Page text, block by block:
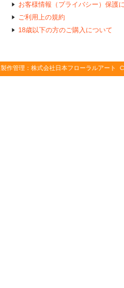
お客様情報（プライバシー）保護
ご利用上の規約
18歳以下の方のご購入について
製作管理：株式会社日本フローラルアート